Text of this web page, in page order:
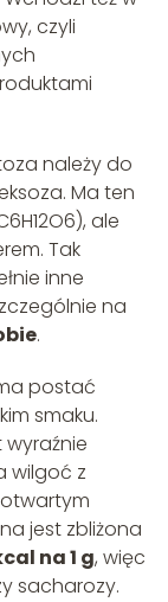
czyli
należy do
Ma ten
ale
Tak
inne
na
.
postać
smaku.
wyraźnie
wilgoć z
jest zbliżona
na 1 g, więc
sacharozy.